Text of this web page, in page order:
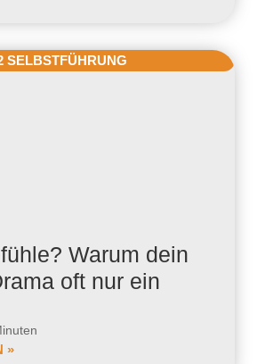
SELBSTFÜHRUNG
Warum dein
oft nur ein
»